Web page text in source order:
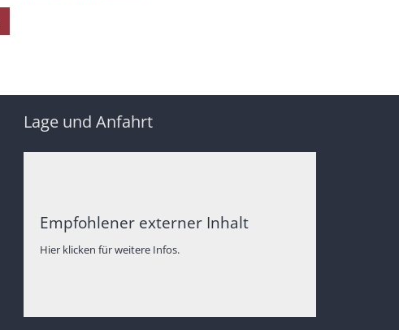
Lage und Anfahrt
Empfohlener externer Inhalt
Hier klicken für weitere Infos.